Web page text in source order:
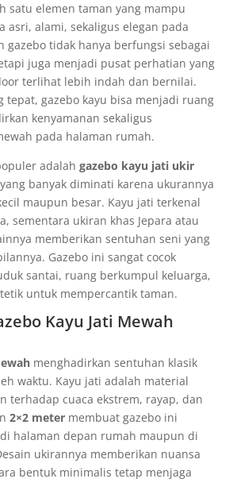
satu elemen taman yang mampu
asri, alami, sekaligus elegan pada
gazebo tidak hanya berfungsi sebagai
juga menjadi pusat perhatian yang
terlihat lebih indah dan bernilai.
tepat, gazebo kayu bisa menjadi ruang
kenyamanan sekaligus
pada halaman rumah.
adalahgazebo kayu jati ukir
banyak diminati karena ukurannya
maupun besar. Kayu jati terkenal
sementara ukiran khas Jepara atau
memberikan sentuhan seni yang
Gazebo ini sangat cocok
santai, ruang berkumpul keluarga,
untuk mempercantik taman.
Kayu Jati Mewah
menghadirkan sentuhan klasik
waktu. Kayu jati adalah material
terhadap cuaca ekstrem, rayap, dan
2×2 meter membuat gazebo ini
halaman depan rumah maupun di
ukirannya memberikan nuansa
bentuk minimalis tetap menjaga